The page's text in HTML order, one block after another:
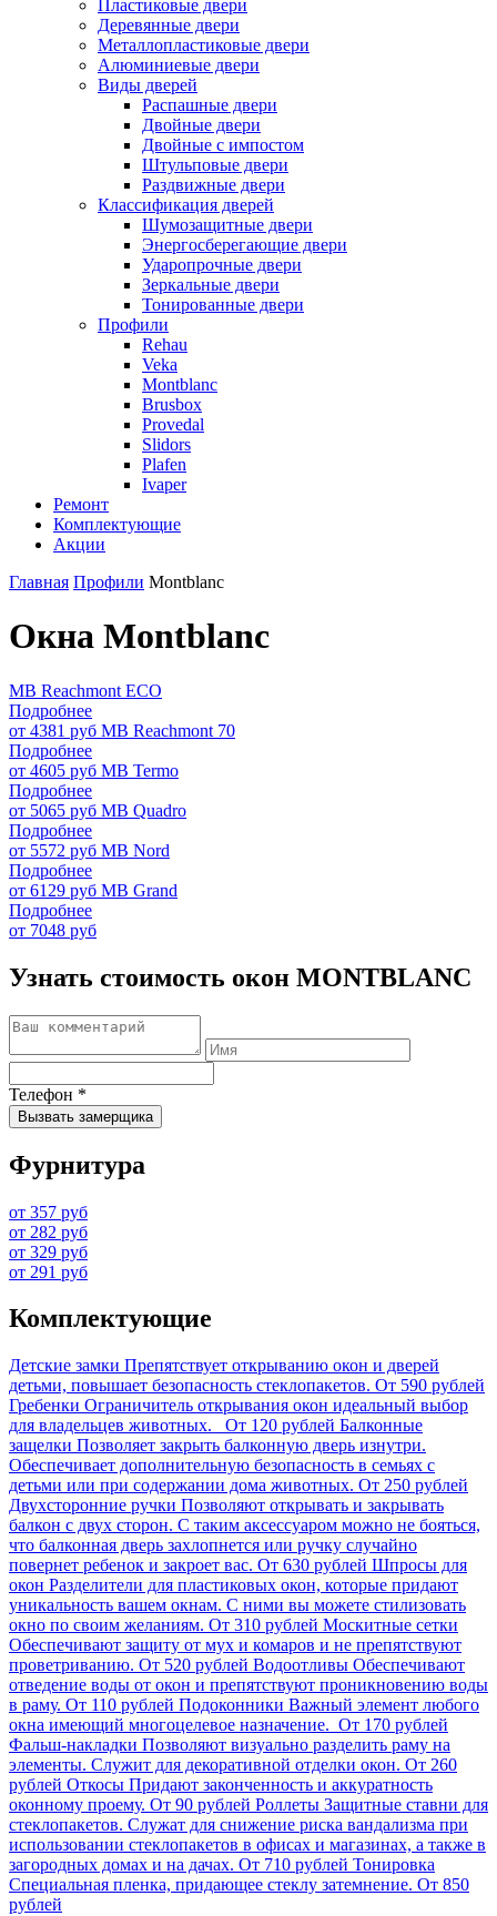
Пластиковые двери
Деревянные двери
Металлопластиковые двери
Алюминиевые двери
Виды дверей
Распашные двери
Двойные двери
Двойные с импостом
Штульповые двери
Раздвижные двери
Классификация дверей
Шумозащитные двери
Энергосберегающие двери
Ударопрочные двери
Зеркальные двери
Тонированные двери
Профили
Rehau
Veka
Montblanc
Brusbox
Provedal
Slidors
Plafen
Ivaper
Ремонт
Комплектующие
Акции
Главная Профили Montblanc
Окна Montblanc
MB Reachmont ECO
Подробнее
от 4381 руб MB Reachmont 70
Подробнее
от 4605 руб MB Termo
Подробнее
от 5065 руб MB Quadro
Подробнее
от 5572 руб MB Nord
Подробнее
от 6129 руб MB Grand
Подробнее
от 7048 руб
Узнать стоимость окон MONTBLANC
Телефон *
Вызвать замерщика
Фурнитура
от 357 руб
от 282 руб
от 329 руб
от 291 руб
Комплектующие
Детские замки Препятствует открыванию окон и дверей
детьми, повышает безопасность стеклопакетов. От 590 рублей
Гребенки Ограничитель открывания окон идеальный выбор
для владельцев животных. От 120 рублей Балконные
защелки Позволяет закрыть балконную дверь изнутри.
Обеспечивает дополнительную безопасность в семьях с
детьми или при содержании дома животных. От 250 рублей
Двухсторонние ручки Позволяют открывать и закрывать
балкон с двух сторон. С таким аксессуаром можно не бояться,
что балконная дверь захлопнется или ручку случайно
повернет ребенок и закроет вас. От 630 рублей Шпросы для
окон Разделители для пластиковых окон, которые придают
уникальность вашем окнам. С ними вы можете стилизовать
окно по своим желаниям. От 310 рублей Москитные сетки
Обеспечивают защиту от мух и комаров и не препятствуют
проветриванию. От 520 рублей Водоотливы Обеспечивают
отведение воды от окон и препятствуют проникновению воды
в раму. От 110 рублей Подоконники Важный элемент любого
окна имеющий многоцелевое назначение. От 170 рублей
Фальш-накладки Позволяют визуально разделить раму на
элементы. Служит для декоративной отделки окон. От 260
рублей Откосы Придают законченность и аккуратность
оконному проему. От 90 рублей Роллеты Защитные ставни для
стеклопакетов. Служат для снижение риска вандализма при
использовании стеклопакетов в офисах и магазинах, а также в
загородных домах и на дачах. От 710 рублей Тонировка
Специальная пленка, придающее стеклу затемнение. От 850
рублей